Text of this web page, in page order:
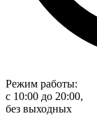
Режим работы:
с 10:00 до 20:00,
без выходных